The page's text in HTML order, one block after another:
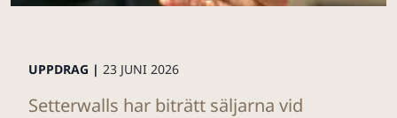
UPPDRAG | 23 JUNI 2026
Setterwalls har biträtt säljarna vid